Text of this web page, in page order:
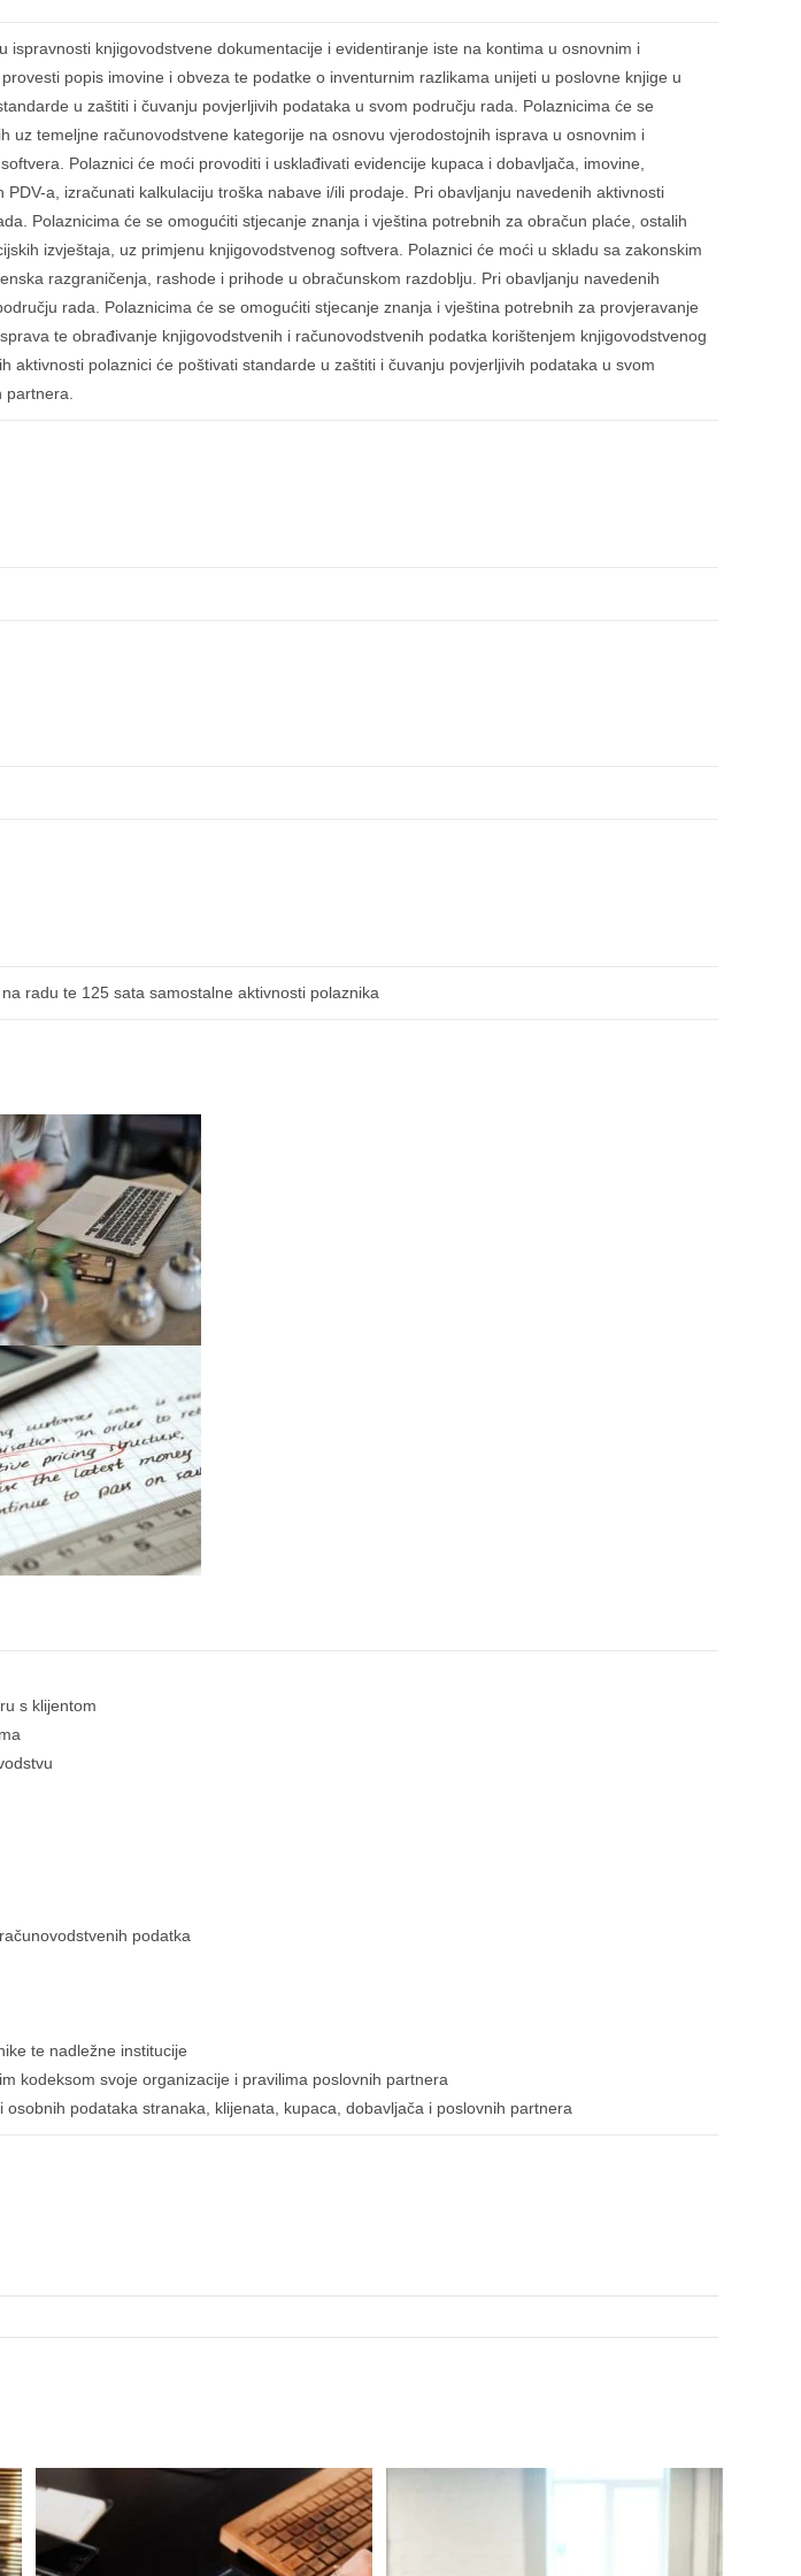
knjigovodstvene dokumentacije i evidentiranje iste na kontima u osnovnim i
popis imovine i obveza te podatke o inventurnim razlikama unijeti u poslovne knjige u
u zaštiti i čuvanju povjerljivih podataka u svom području rada. Polaznicima će se
temeljne računovodstvene kategorije na osnovu vjerodostojnih isprava u osnovnim i
Polaznici će moći provoditi i usklađivati evidencije kupaca i dobavljača, imovine,
a, izračunati kalkulaciju troška nabave i/ili prodaje. Pri obavljanju navedenih aktivnosti
Polaznicima će se omogućiti stjecanje znanja i vještina potrebnih za obračun plaće, ostalih
izvještaja, uz primjenu knjigovodstvenog softvera. Polaznici će moći u skladu sa zakonskim
razgraničenja, rashode i prihode u obračunskom razdoblju. Pri obavljanju navedenih
rada. Polaznicima će se omogućiti stjecanje znanja i vještina potrebnih za provjeravanje
te obrađivanje knjigovodstvenih i računovodstvenih podatka korištenjem knjigovodstvenog
polaznici će poštivati standarde u zaštiti i čuvanju povjerljivih podataka u svom
radu te 125 sata samostalne aktivnosti polaznika
s klijentom
podatka
te nadležne institucije
kodeksom svoje organizacije i pravilima poslovnih partnera
podataka stranaka, klijenata, kupaca, dobavljača i poslovnih partnera